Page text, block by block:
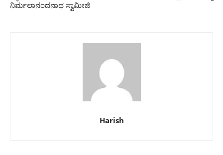
ನಿರ್ಮಲಾನಂದನಾಥ ಸ್ವಾಮೀಜಿ
Harish